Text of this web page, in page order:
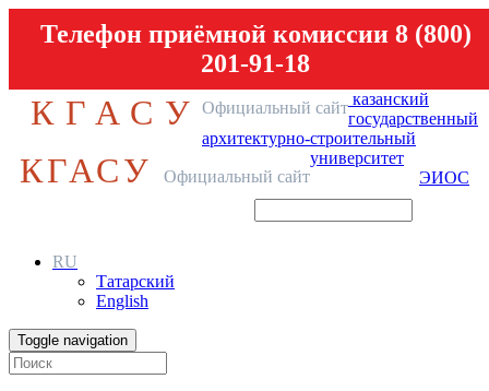
Телефон приёмной комиссии 8 (800)
201-91-18
КГАСУ Официальный сайт казанский
государственный
архитектурно-строительный
университет
КГАСУ Официальный сайт ЭИОС
RU
Татарский
English
Toggle navigation